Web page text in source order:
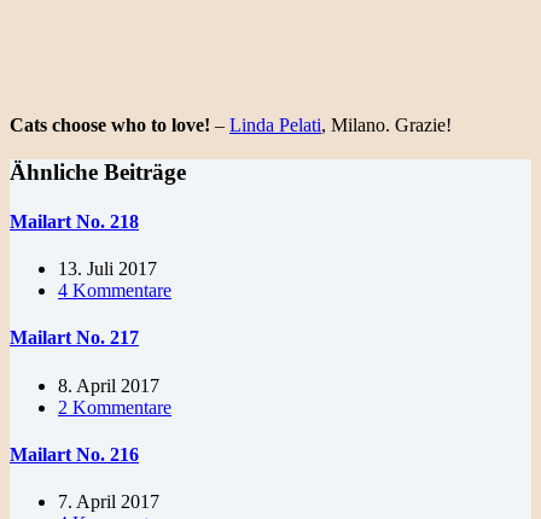
Cats choose who to love! – Linda Pelati, Milano. Grazie!
Ähnliche Beiträge
Mailart No. 218
13. Juli 2017
4 Kommentare
Mailart No. 217
8. April 2017
2 Kommentare
Mailart No. 216
7. April 2017